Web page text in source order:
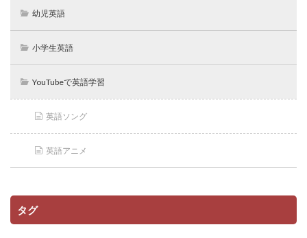
幼児英語
小学生英語
YouTubeで英語学習
英語ソング
英語アニメ
タグ